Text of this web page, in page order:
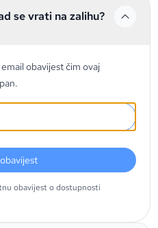
se vrati na zalihu?
obavijest čim ovaj
obavijest o dostupnosti